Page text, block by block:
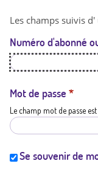
Les champs suivis d'
Numéro d'abonné
Mot de passe *
Le champ mot de passe
Se souvenir de